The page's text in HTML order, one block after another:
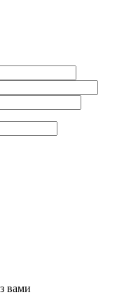
вами